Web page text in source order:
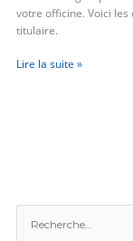
votre officine. Voici
titulaire.
Lire la suite »